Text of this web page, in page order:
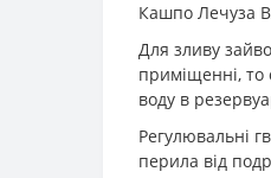
Кашпо Лечуза
Для зливу
приміщенні, то
воду в
Регулювальні
перила від